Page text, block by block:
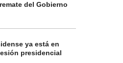
del Gobierno
ya está en
presidencial